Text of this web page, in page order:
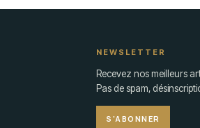
NEWSLETTER
Recevez nos meilleurs
Pas de spam,
S'ABONNER